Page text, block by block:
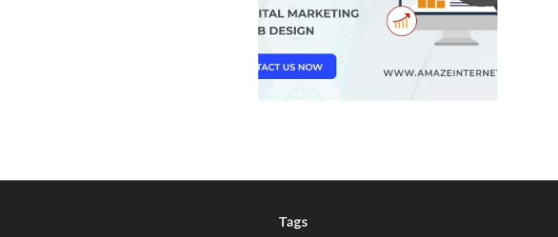
Tags